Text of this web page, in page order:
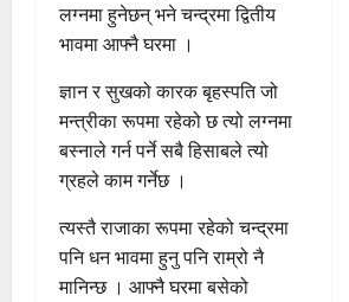
लग्नमा हुनेछन् भने चन्द्रमा द्वितीय
भावमा आफ्नै घरमा ।
ज्ञान र सुखको कारक बृहस्पति जो
मन्त्रीका रूपमा रहेको छ त्यो लग्नमा
बस्नाले गर्न पर्ने सबै हिसाबले त्यो
ग्रहले काम गर्नेछ ।
त्यस्तै राजाका रूपमा रहेको चन्द्रमा
पनि धन भावमा हुनु पनि राम्रो नै
मानिन्छ । आफ्नै घरमा बसेको